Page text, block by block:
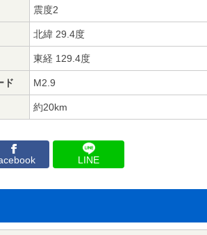
震度2
北緯 29.4度
東経 129.4度
ド M2.9
約20km
LINE